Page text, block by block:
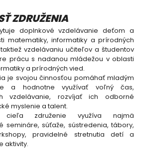
ZDRUŽENIA
doplnkové vzdelávanie deťom a
matematiky, informatiky a prírodných
vzdelávaniu učiteľov a študentov
prácu s nadanou mládežou v oblasti
a prírodných vied.
je svojou činnosťou pomáhať mladým
a hodnotne využívať voľný čas,
vzdelávanie, rozvíjať ich odborné
myslenie a talent.
združenie využíva najmä
semináre, súťaže, sústredenia, tábory,
pravidelné stretnutia detí a
aktivity.